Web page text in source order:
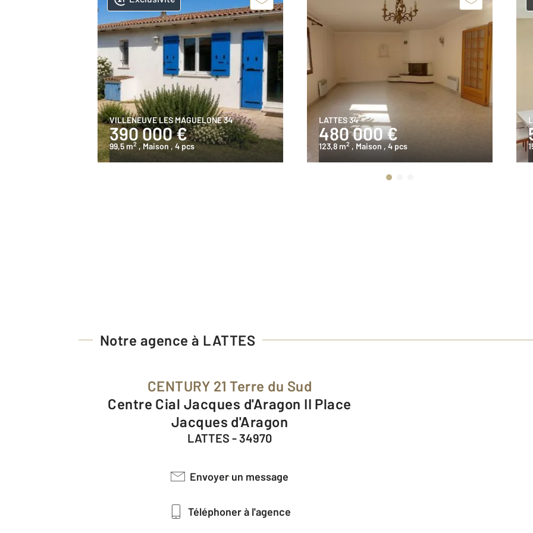
VILLENEUVE LES MAGUELONE 34
390 000 €
99,5 m2 , Maison , 4 pcs
LATTES 34
480 000 €
123,8 m2 , Maison , 4 pcs
Notre agence à LATTES
CENTURY 21 Terre du Sud
Centre Cial Jacques d'Aragon II Place
Jacques d'Aragon
LATTES - 34970
Envoyer un message
Téléphoner à l'agence